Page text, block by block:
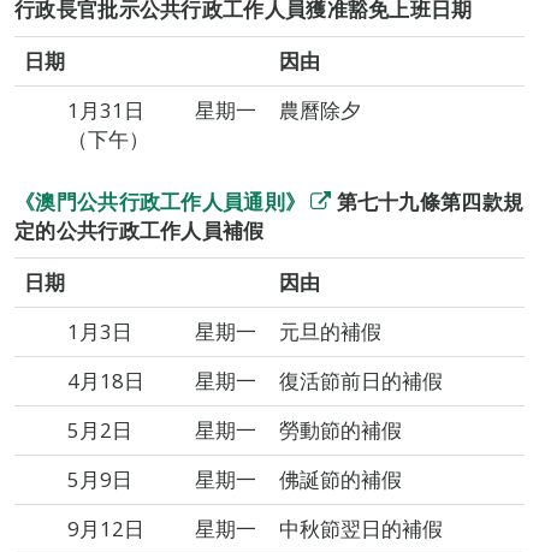
行政長官批示公共行政工作人員獲准豁免上班日期
日期
因由
1月31日
（下午）
星期一 農曆除夕
《澳門公共行政工作人員通則》
第七十九條第四款規
定的公共行政工作人員補假
日期
因由
1月3日
星期一
元旦的補假
4月18日
星期一
復活節前日的補假
5月2日
星期一
勞動節的補假
5月9日
星期一
佛誕節的補假
9月12日
星期一
中秋節翌日的補假